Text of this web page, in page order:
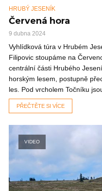
HRUBÝ JESENÍK
Červená hora
9 dubna 2024
Vyhlídková túra v Hrubém
Filipovic stoupáme na
centrální části Hrubého
horským lesem, postupně
les. Pod vrcholem Točníku
PŘEČTĚTE SI VÍCE
VIDEO